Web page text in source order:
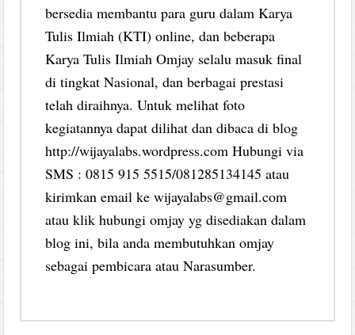
bersedia membantu para guru dalam Karya
Tulis Ilmiah (KTI) online, dan beberapa
Karya Tulis Ilmiah Omjay selalu masuk final
di tingkat Nasional, dan berbagai prestasi
telah diraihnya. Untuk melihat foto
kegiatannya dapat dilihat dan dibaca di blog
http://wijayalabs.wordpress.com Hubungi via
SMS : 0815 915 5515/081285134145 atau
kirimkan email ke wijayalabs@gmail.com
atau klik hubungi omjay yg disediakan dalam
blog ini, bila anda membutuhkan omjay
sebagai pembicara atau Narasumber.